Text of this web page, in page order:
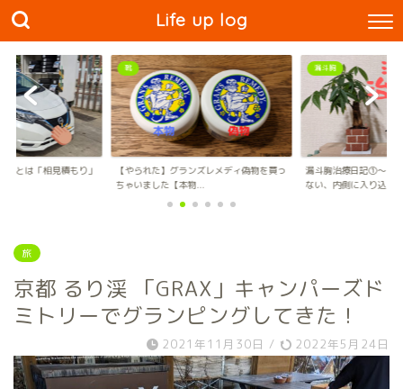
Life up log
ズレメディ偽物を買っ
漏斗胸
漏斗胸治療日記①〜骨が曲がってるんじゃ
ない、内側に入り込...
モノ
【tower】ほぼ掃除不
ェアが最高すぎ...
旅
京都 るり渓 「GRAX」キャンパーズド
ミトリーでグランピングしてきた！
2021年11月30日 / 2022年5月24日